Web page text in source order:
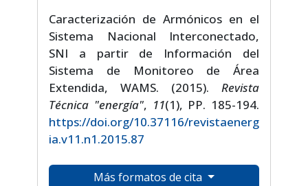
Caracterización de Armónicos en el
Sistema Nacional Interconectado,
SNI a partir de Información del
Sistema de Monitoreo de Área
Extendida, WAMS. (2015). Revista
Técnica "energía", 11(1), PP. 185-194.
https://doi.org/10.37116/revistaenerg
ia.v11.n1.2015.87
Más formatos de cita